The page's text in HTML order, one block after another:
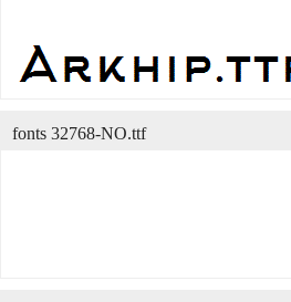
fonts 32768-NO.ttf